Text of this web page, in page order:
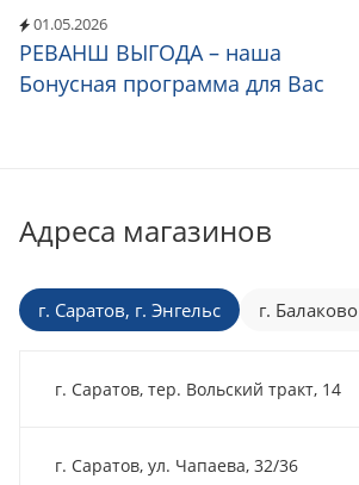
01.05.2026
РЕВАНШ ВЫГОДА – наша
Бонусная программа для Вас
Адреса магазинов
г. Саратов, г. Энгельс г. Балаково
г. Саратов, тер. Вольский тракт, 14
г. Саратов, ул. Чапаева, 32/36